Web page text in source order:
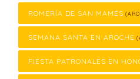
ROMERÍA DE SAN MAMÉS
SEMANA SANTA EN AROCHE
FIESTA PATRONALES EN